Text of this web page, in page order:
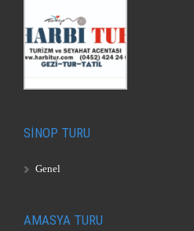
SİNOP TURU
Genel
AMASYA TURU